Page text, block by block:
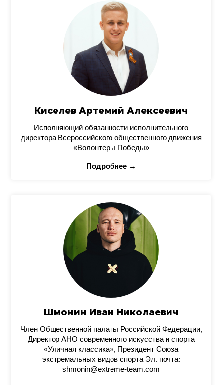
Киселев Артемий Алексеевич
Исполняющий обязанности исполнительного
директора Всероссийского общественного движения
«Волонтеры Победы»
Подробнее →
Шмонин Иван Николаевич
Член Общественной палаты Российской Федерации,
Директор АНО современного искусства и спорта
«Уличная классика», Президент Союза
экстремальных видов спорта Эл. почта:
shmonin@extreme-team.com